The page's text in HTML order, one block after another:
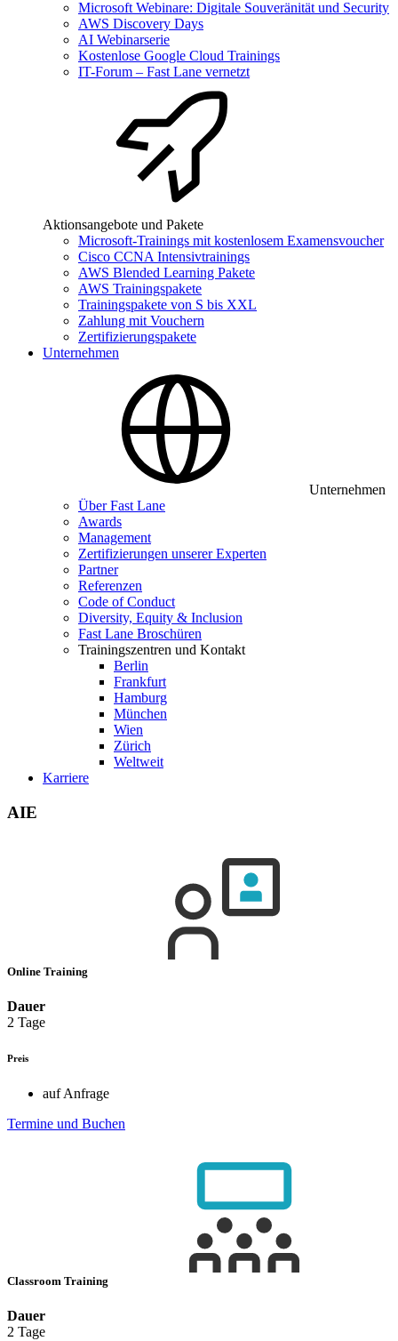
Microsoft Webinare: Digitale Souveränität und Security
AWS Discovery Days
AI Webinarserie
Kostenlose Google Cloud Trainings
IT-Forum – Fast Lane vernetzt
Aktionsangebote und Pakete
Microsoft-Trainings mit kostenlosem Examensvoucher
Cisco CCNA Intensivtrainings
AWS Blended Learning Pakete
AWS Trainingspakete
Trainingspakete von S bis XXL
Zahlung mit Vouchern
Zertifizierungspakete
Unternehmen
Unternehmen
Über Fast Lane
Awards
Management
Zertifizierungen unserer Experten
Partner
Referenzen
Code of Conduct
Diversity, Equity & Inclusion
Fast Lane Broschüren
Trainingszentren und Kontakt
Berlin
Frankfurt
Hamburg
München
Wien
Zürich
Weltweit
Karriere
AIE
Online Training
Dauer
2 Tage
Preis
auf Anfrage
Termine und Buchen
Classroom Training
Dauer
2 Tage